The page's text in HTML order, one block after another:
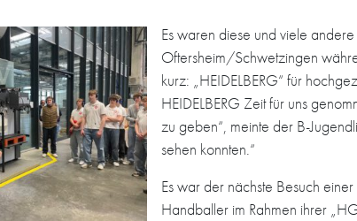
Es waren diese und viele
Oftersheim/Schwetzingen
kurz: „HEIDELBERG“ für
HEIDELBERG Zeit für uns
zu geben“, meinte der B-
sehen konnten.“
Es war der nächste Besuch
Handballer im Rahmen ihrer